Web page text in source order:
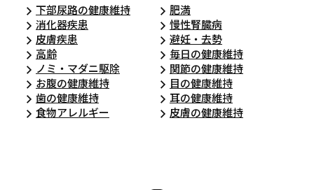
下部尿路の健康維持
肥満
消化器疾患
慢性腎臓病
皮膚疾患
避妊・去勢
高齢
毎日の健康維持
ノミ・マダニ駆除
関節の健康維持
お腹の健康維持
目の健康維持
歯の健康維持
耳の健康維持
食物アレルギー
皮膚の健康維持